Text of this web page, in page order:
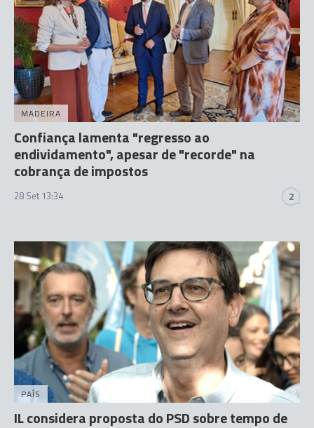
MADEIRA
Confiança lamenta "regresso ao
endividamento", apesar de "recorde" na
cobrança de impostos
28 Set 13:34 2
PAÍS
IL considera proposta do PSD sobre tempo de